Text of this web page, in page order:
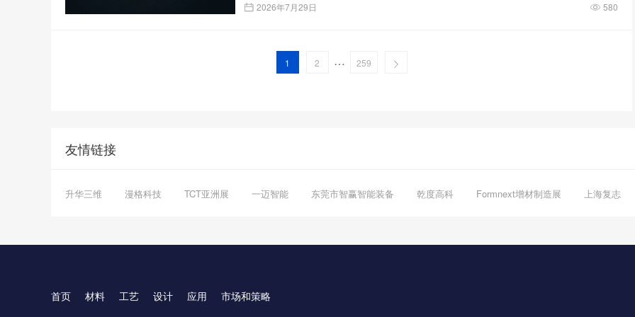
2026年7月29日 580
1 2 … 259
友情链接
升华三维 漫格科技 TCT亚洲展 一迈智能 东莞市智赢智能装备 乾度高科 Formnext增材制造展 上海复志
首页 材料 工艺 设计 应用
市场和策略